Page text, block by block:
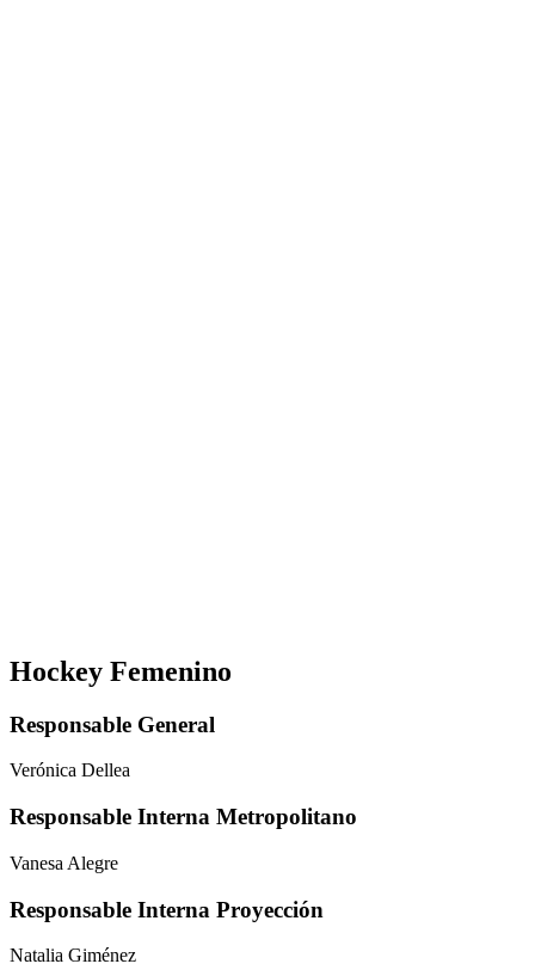
Hockey Femenino
Responsable General
Verónica Dellea
Responsable Interna Metropolitano
Vanesa Alegre
Responsable Interna Proyección
Natalia Giménez